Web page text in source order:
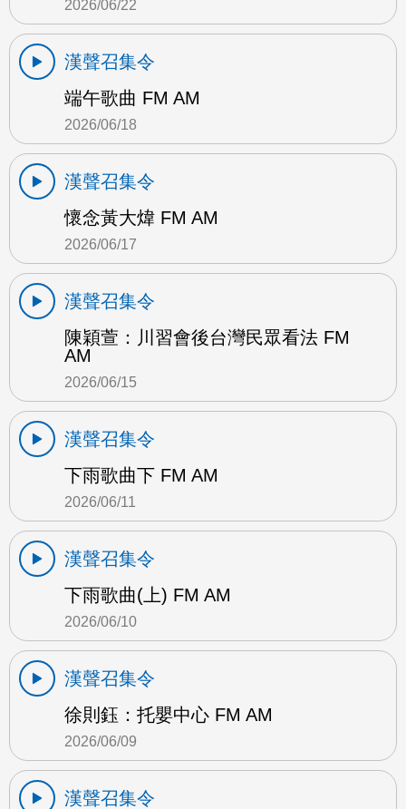
2026/06/22
漢聲召集令
端午歌曲 FM AM
2026/06/18
漢聲召集令
懷念黃大煒 FM AM
2026/06/17
漢聲召集令
陳穎萱：川習會後台灣民眾看法 FM
AM
2026/06/15
漢聲召集令
下雨歌曲下 FM AM
2026/06/11
漢聲召集令
下雨歌曲(上) FM AM
2026/06/10
漢聲召集令
徐則鈺：托嬰中心 FM AM
2026/06/09
漢聲召集令